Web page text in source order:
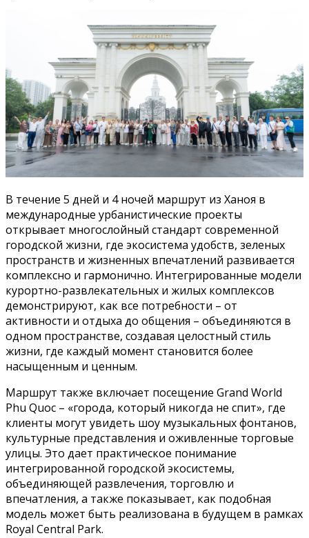
В течение 5 дней и 4 ночей маршрут из Ханоя в
международные урбанистические проекты
открывает многослойный стандарт современной
городской жизни, где экосистема удобств, зеленых
пространств и жизненных впечатлений развивается
комплексно и гармонично. Интегрированные модели
курортно-развлекательных и жилых комплексов
демонстрируют, как все потребности – от
активности и отдыха до общения – объединяются в
одном пространстве, создавая целостный стиль
жизни, где каждый момент становится более
насыщенным и ценным.
Маршрут также включает посещение Grand World
Phu Quoc – «города, который никогда не спит», где
клиенты могут увидеть шоу музыкальных фонтанов,
культурные представления и оживленные торговые
улицы. Это дает практическое понимание
интегрированной городской экосистемы,
объединяющей развлечения, торговлю и
впечатления, а также показывает, как подобная
модель может быть реализована в будущем в рамках
Royal Central Park.